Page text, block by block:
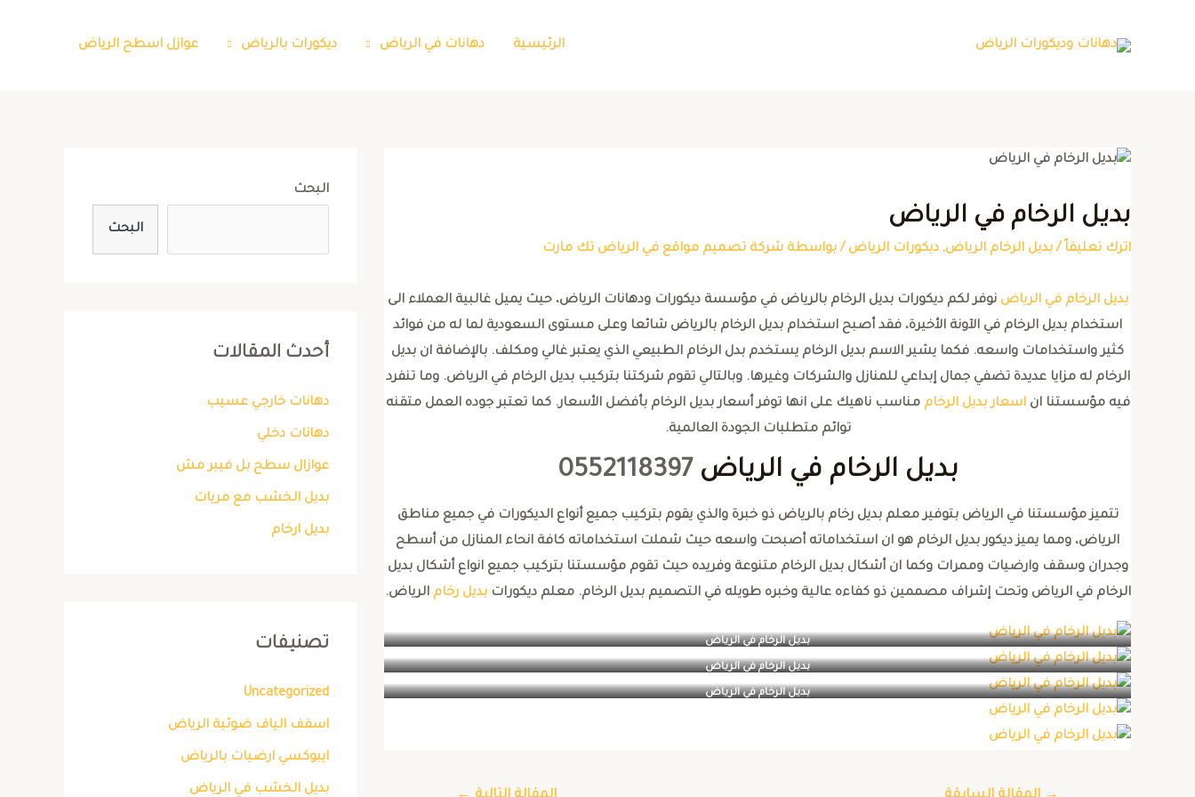
الرئيسية دهانات في الرياض ديكورات بالرياض عوازل اسطح الرياض
بديل الرخام في الرياض
اترك تعليقاً /بديل الرخام الرياض, ديكورات الرياض / بواسطة شركة تصميم مواقع في الرياض تك مارت
بديل الرخام في الرياض نوفر لكم ديكورات بديل الرخام بالرياض في مؤسسة ديكورات ودهانات الرياض، حيث يميل غالبية العملاء الى
استخدام بديل الرخام في الآونة الأخيرة، فقد أصبح استخدام بديل الرخام بالرياض شائعا وعلى مستوى السعودية لما له من فوائد
كثير واستخدامات واسعه. فكما يشير الاسم بديل الرخام يستخدم بدل الرخام الطبيعي الذي يعتبر غالي ومكلف. بالإضافة ان بديل
الرخام له مزايا عديدة تضفي جمال إبداعي للمنازل والشركات وغيرها. وبالتالي تقوم شركتنا بتركيب بديل الرخام في الرياض. وما تنفرد
فيه مؤسستنا اناسعار بديل الرخام مناسب ناهيك على انها توفر أسعار بديل الرخام بأفضل الأسعار. كما تعتبر جوده العمل متقنه
توائم متطلبات الجودة العالمية.
بديل الرخام في الرياض 0552118397
تتميز مؤسستنا في الرياض بتوفير معلم بديل رخام بالرياض ذو خبرة والذي يقوم بتركيب جميع أنواع الديكورات في جميع مناطق
الرياض، ومما يميز ديكور بديل الرخام هو ان استخداماته أصبحت واسعه حيث شملت استخداماته كافة انحاء المنازل من أسطح
وجدران وسقف وارضيات وممرات وكما ان أشكال بديل الرخام متنوعة وفريده حيث تقوم مؤسستنا بتركيب جميع انواع أشكال بديل
الرخام في الرياض وتحت إشراف مصممين ذو كفاءه عالية وخبره طويله في التصميم بديل الرخام. معلم ديكوراتبديل رخام الرياض.
بديل الرخام في الرياض
بديل الرخام في الرياض
بديل الرخام في الرياض
البحث
البحث
أحدث المقالات
دهانات خارجي عسيب
دهانات دخلي
عوازال سطح بل فيبر مش
بديل الخشب مع مريات
بديل ارخام
تصنيفات
Uncategorized
اسقف الياف ضوئية الرياض
ايبوكسي ارضيات بالرياض
بديل الخشب في الرياض